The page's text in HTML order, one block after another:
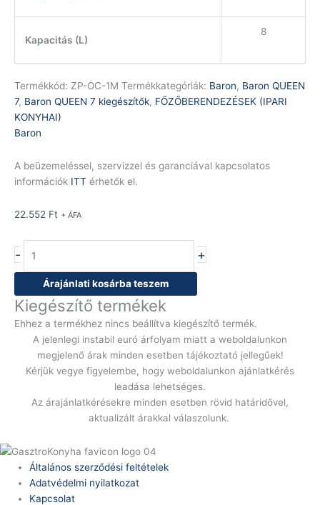
Kapacitás (L)
8
Termékkód: ZP-OC-1M Termékkategóriák: Baron, Baron QUEEN
7, Baron QUEEN 7 kiegészítők, FŐZŐBERENDEZÉSEK (IPARI
KONYHAI)
Baron
A beüzemeléssel, szervizzel és garanciával kapcsolatos
információk ITT érhetők el.
22.552 Ft + ÁFA
- +
Árajánlati kosárba teszem
Kiegészítő termékek
Ehhez a termékhez nincs beállítva kiegészítő termék.
A jelenlegi instabil euró árfolyam miatt a weboldalunkon
megjelenő árak minden esetben tájékoztató jellegűek!
Kérjük vegye figyelembe, hogy weboldalunkon ajánlatkérés
leadása lehetséges.
Az árajánlatkérésekre minden esetben rövid határidővel,
aktualizált árakkal válaszolunk.
Általános szerződési feltételek
Adatvédelmi nyilatkozat
Kapcsolat